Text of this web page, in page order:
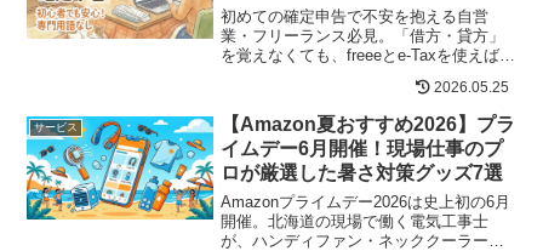
法
初めての確定申告で不安を抱える自営
業・フリーランス必見。「借方・貸方」
を覚えなくても、freeeとe-Taxを使えば質
問に答えるだけで申告完了。自宅のコタ
ツから提出する具体的な手順と、申告期
限3月16日に間に合わせる準備の進め方を
実体験で解説。
2026.05.25
サービス
【Amazon夏おすすめ2026】プラ
イムデー6月開催！現場仕事のプ
ロが厳選した暑さ対策グッズ7選
Amazonプライムデー2026は史上初の6月
開催。北海道の現場で働く電気工事士
が、ハンディファン・ネッククーラー・